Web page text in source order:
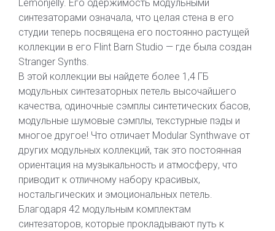
Lemonjelly. Его одержимость модульными
синтезаторами означала, что целая стена в его
студии теперь посвящена его постоянно растущей
коллекции в его Flint Barn Studio — где была создан
Stranger Synths.
В этой коллекции вы найдете более 1,4 ГБ
модульных синтезаторных петель высочайшего
качества, одиночные сэмплы синтетических басов,
модульные шумовые сэмплы, текстурные пэды и
многое другое! Что отличает Modular Synthwave от
других модульных коллекций, так это постоянная
ориентация на музыкальность и атмосферу, что
приводит к отличному набору красивых,
ностальгических и эмоциональных петель.
Благодаря 42 модульным комплектам
синтезаторов, которые прокладывают путь к